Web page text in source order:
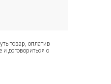
товар, оплатив
и договориться о